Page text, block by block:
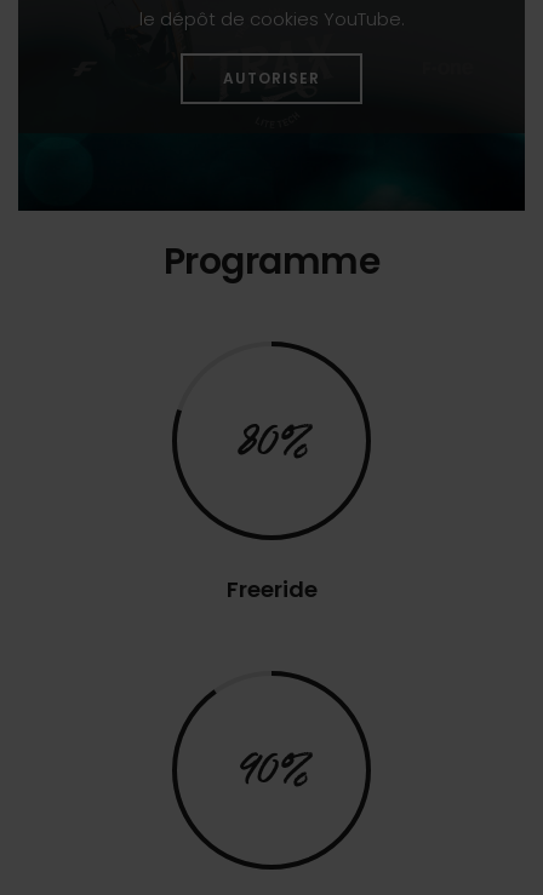
le dépôt de cookies YouTube.
AUTORISER
Programme
80%
Freeride
90%